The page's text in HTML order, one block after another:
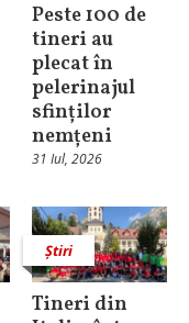
Peste 100 de
tineri au
plecat în
pelerinajul
sfinților
nemțeni
31 Iul, 2026
Știri
Tineri din